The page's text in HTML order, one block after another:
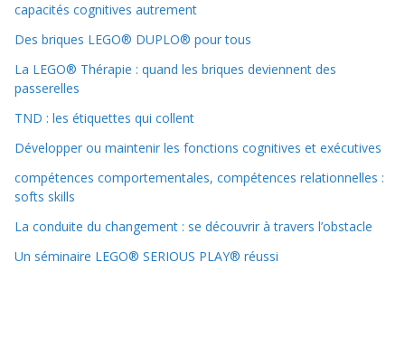
capacités cognitives autrement
Des briques LEGO® DUPLO® pour tous
La LEGO® Thérapie : quand les briques deviennent des
passerelles
TND : les étiquettes qui collent
Développer ou maintenir les fonctions cognitives et exécutives
compétences comportementales, compétences relationnelles :
softs skills
La conduite du changement : se découvrir à travers l’obstacle
Un séminaire LEGO® SERIOUS PLAY® réussi